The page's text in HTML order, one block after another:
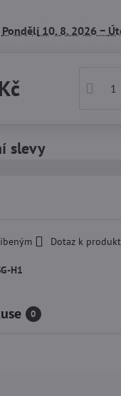
Pondělí10. 8. 2026 −
slevy
Dotaz k
H1
0